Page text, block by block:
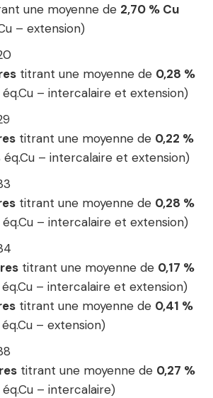
une moyenne de 2,70 % Cu
– extension)
titrant une moyenne de 0,28 %
éq.Cu – intercalaire et extension)
titrant une moyenne de 0,22 %
éq.Cu – intercalaire et extension)
titrant une moyenne de 0,28 %
éq.Cu – intercalaire et extension)
titrant une moyenne de 0,17 %
éq.Cu – intercalaire et extension)
titrant une moyenne de 0,41 %
– extension)
titrant une moyenne de 0,27 %
éq.Cu – intercalaire)